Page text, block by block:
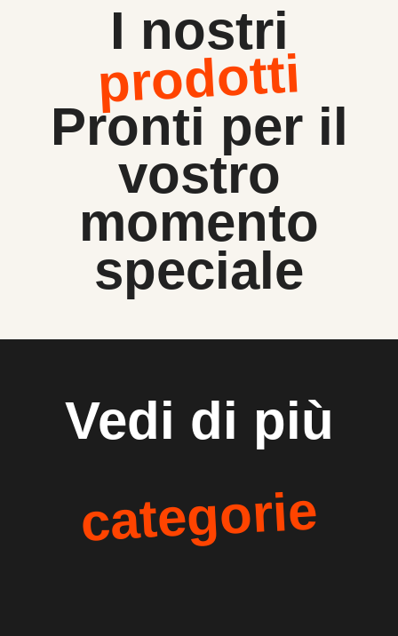
I nostri
prodotti
Pronti per il
vostro
momento
speciale
Vedi di più
categorie